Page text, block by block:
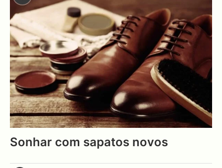
Sonhar com sapatos novos